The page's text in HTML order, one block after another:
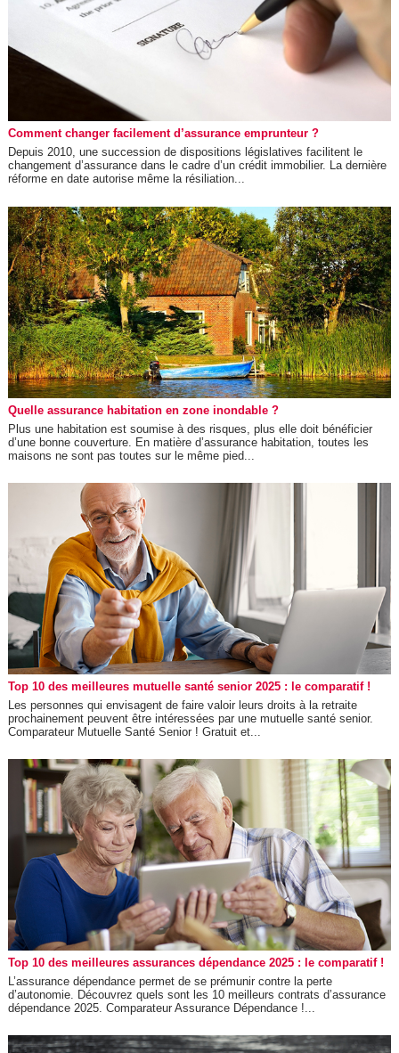
Comment changer facilement d’assurance emprunteur ?
Depuis 2010, une succession de dispositions législatives facilitent le
changement d’assurance dans le cadre d’un crédit immobilier. La dernière
réforme en date autorise même la résiliation...
Quelle assurance habitation en zone inondable ?
Plus une habitation est soumise à des risques, plus elle doit bénéficier
d’une bonne couverture. En matière d’assurance habitation, toutes les
maisons ne sont pas toutes sur le même pied...
Top 10 des meilleures mutuelle santé senior 2025 : le comparatif !
Les personnes qui envisagent de faire valoir leurs droits à la retraite
prochainement peuvent être intéressées par une mutuelle santé senior.
Comparateur Mutuelle Santé Senior ! Gratuit et...
Top 10 des meilleures assurances dépendance 2025 : le comparatif !
L’assurance dépendance permet de se prémunir contre la perte
d’autonomie. Découvrez quels sont les 10 meilleurs contrats d’assurance
dépendance 2025. Comparateur Assurance Dépendance !...